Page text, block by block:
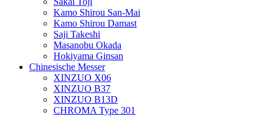
Kamo Shirou San-Mai
Kamo Shirou Damast
Saji Takeshi
Masanobu Okada
Hokiyama Ginsan
Chinesische Messer
XINZUO X06
XINZUO B37
XINZUO B13D
CHROMA Type 301